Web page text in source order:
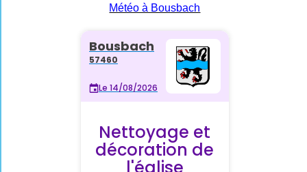
Météo à Bousbach